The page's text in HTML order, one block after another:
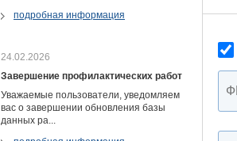
подробная информация
24.02.2026
Завершение профилактических работ
Уважаемые пользователи, уведомляем
вас о завершении обновления базы
данных ра...